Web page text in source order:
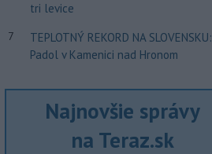
tri levice
7
TEPLOTNÝ REKORD NA SLOVENSKU:
Padol v Kamenici nad Hronom
Najnovšie správy
na Teraz.sk